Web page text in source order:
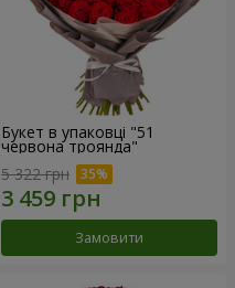
Букет в упаковці "51
червона троянда"
5 322 грн
Замовити